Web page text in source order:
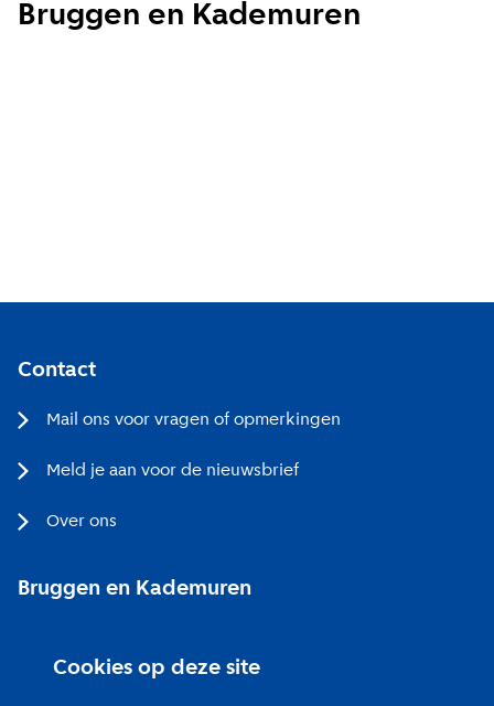
Cookies op deze site
Bruggen en Kademuren
Contact
Mail ons voor vragen of opmerkingen
Meld je aan voor de nieuwsbrief
Over ons
Bruggen en Kademuren